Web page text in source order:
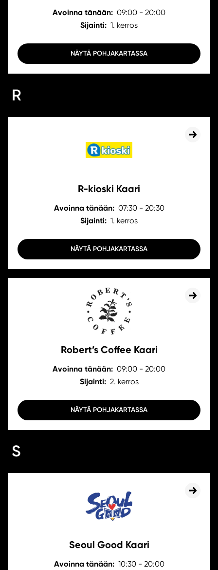
Avoinna tänään: 09:00 - 20:00
Sijainti: 1. kerros
NÄYTÄ POHJAKARTASSA
R
R-kioski Kaari
Avoinna tänään: 07:30 - 20:30
Sijainti: 1. kerros
NÄYTÄ POHJAKARTASSA
Robert’s Coffee Kaari
Avoinna tänään: 09:00 - 20:00
Sijainti: 2. kerros
NÄYTÄ POHJAKARTASSA
S
Seoul Good Kaari
Avoinna tänään: 10:30 - 20:00